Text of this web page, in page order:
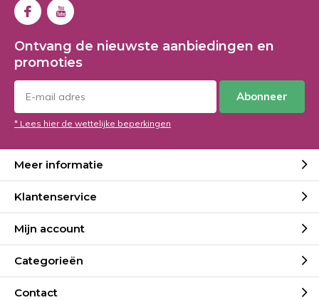
Ontvang de nieuwste aanbiedingen en
promoties
Abonneer
* Lees hier de wettelijke beperkingen
Meer informatie
Klantenservice
Mijn account
Categorieën
Contact